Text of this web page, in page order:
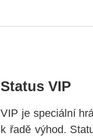
Status VIP
VIP je speciální
k řadě výhod.